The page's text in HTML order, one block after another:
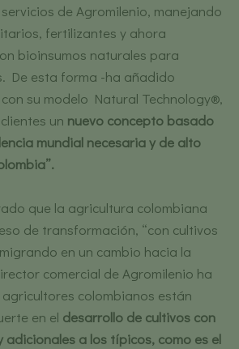
de Agromilenio, manejando
fertilizantes y ahora
bioinsumos naturales para
De esta forma -ha añadido
su modelo Natural Technology®,
un nuevo concepto basado
mundial necesaria y de alto
que la agricultura colombiana
de transformación, “con cultivos
en un cambio hacia la
comercial de Agromilenio ha
colombianos están
en el desarrollo de cultivos con
a los típicos, como es el